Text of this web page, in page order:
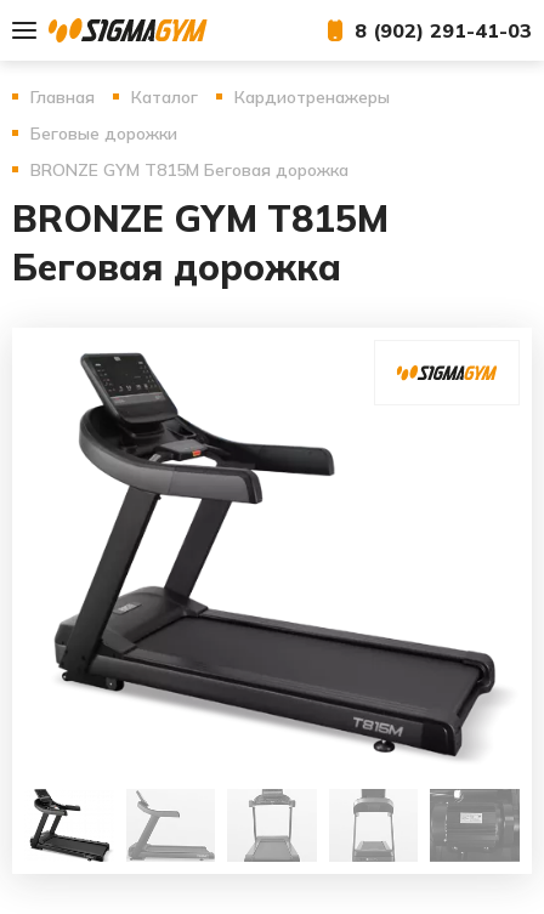
8 (902) 291-41-03
Главная Каталог
Кардиотренажеры
Беговые дорожки
BRONZE GYM T815M Беговая дорожка
BRONZE GYM T815M
Беговая дорожка